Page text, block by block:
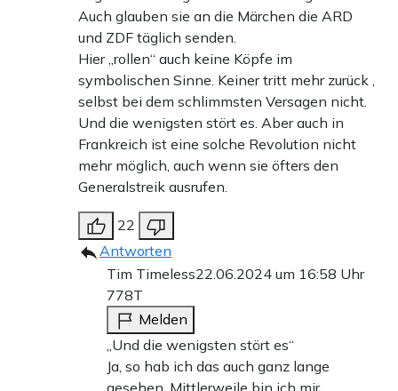
Auch glauben sie an die Märchen die ARD
und ZDF täglich senden.
Hier „rollen“ auch keine Köpfe im
symbolischen Sinne. Keiner tritt mehr zurück ,
selbst bei dem schlimmsten Versagen nicht.
Und die wenigsten stört es. Aber auch in
Frankreich ist eine solche Revolution nicht
mehr möglich, auch wenn sie öfters den
Generalstreik ausrufen.
22
Antworten
Tim Timeless22.06.2024 um 16:58 Uhr
778T
Melden
„Und die wenigsten stört es“
Ja, so hab ich das auch ganz lange